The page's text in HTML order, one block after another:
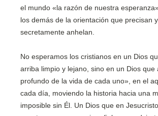
el mundo «la razón de nuestra
los demás de la orientación que precisan
secretamente anhelan.
No esperamos los cristianos en un Dios
arriba limpio y lejano, sino en un Dios que
profundo de la vida de cada uno», en el
cada día, moviendo la historia hacia una
imposible sin Él. Un Dios que en